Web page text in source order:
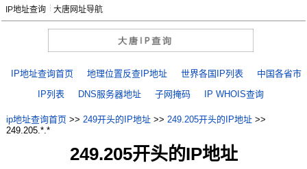
大唐网址导航
IP地址查询
IP地址查询首页 地理位置反查IP地址 世界各国IP列表
中国各省市
IP列表
DNS服务器地址 子网掩码 IP WHOIS查询
ip地址查询首页>> 249开头的IP地址>> 249.205开头的IP地址>>
249.205.*.*
249.205开头的IP地址